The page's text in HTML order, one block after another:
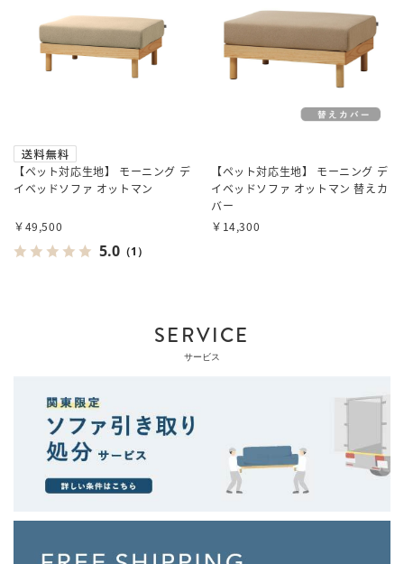
【ペット対応生地】 モーニング デ
イベッドソファ オットマン
￥49,500
5.0 （1）
【ペット対応生地】 モーニング デ
イベッドソファ オットマン 替えカ
バー
￥14,300
SERVICE
サービス